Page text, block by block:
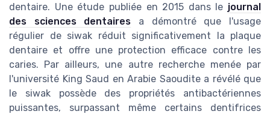
dentaire. Une étude publiée en 2015 dans le journal
des sciences dentaires a démontré que l'usage
régulier de siwak réduit significativement la plaque
dentaire et offre une protection efficace contre les
caries. Par ailleurs, une autre recherche menée par
l'université King Saud en Arabie Saoudite a révélé que
le siwak possède des propriétés antibactériennes
puissantes, surpassant même certains dentifrices